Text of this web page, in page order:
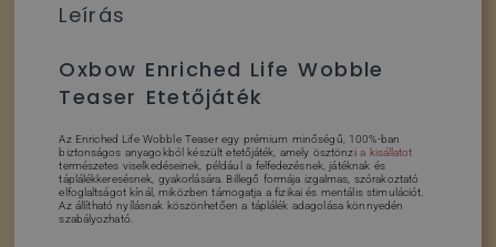
Leírás
Oxbow Enriched Life Wobble
Teaser Etetőjáték
Az Enriched Life Wobble Teaser egy prémium minőségű, 100%-ban
biztonságos anyagokból készült etetőjáték, amely ösztönzia kisállatot
természetes viselkedéseinek, például a felfedezésnek, játéknak és
táplálékkeresésnek, gyakorlására. Billegő formája izgalmas, szórakoztató
elfoglaltságot kínál, miközben támogatja a fizikai és mentális stimulációt.
Az állítható nyílásnak köszönhetően a táplálék adagolása könnyedén
szabályozható.